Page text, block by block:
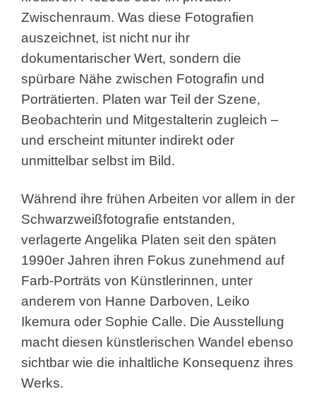
Zwischenraum. Was diese Fotografien
auszeichnet, ist nicht nur ihr
dokumentarischer Wert, sondern die
spürbare Nähe zwischen Fotografin und
Porträtierten. Platen war Teil der Szene,
Beobachterin und Mitgestalterin zugleich –
und erscheint mitunter indirekt oder
unmittelbar selbst im Bild.
Während ihre frühen Arbeiten vor allem in der
Schwarzweißfotografie entstanden,
verlagerte Angelika Platen seit den späten
1990er Jahren ihren Fokus zunehmend auf
Farb-Porträts von Künstlerinnen, unter
anderem von Hanne Darboven, Leiko
Ikemura oder Sophie Calle. Die Ausstellung
macht diesen künstlerischen Wandel ebenso
sichtbar wie die inhaltliche Konsequenz ihres
Werks.